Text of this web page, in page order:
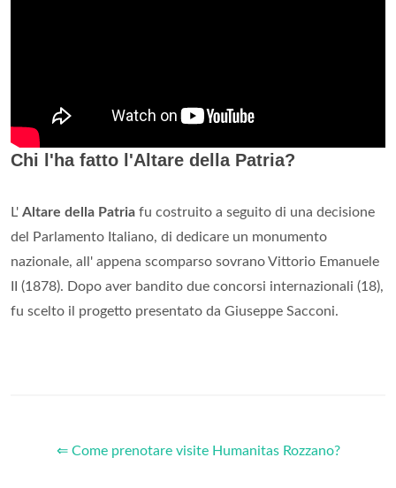
Chi l'ha fatto l'Altare della Patria?
L' Altare della Patria fu costruito a seguito di una decisione
del Parlamento Italiano, di dedicare un monumento
nazionale, all' appena scomparso sovrano Vittorio Emanuele
II (1878). Dopo aver bandito due concorsi internazionali (18),
fu scelto il progetto presentato da Giuseppe Sacconi.
⇐ Come prenotare visite Humanitas Rozzano?